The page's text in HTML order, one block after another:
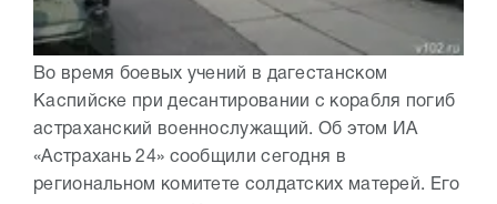
Во время боевых учений в дагестанском
Каспийске при десантировании с корабля погиб
астраханский военнослужащий. Об этом ИА
«Астрахань 24» сообщили сегодня в
региональном комитете солдатских матерей. Его